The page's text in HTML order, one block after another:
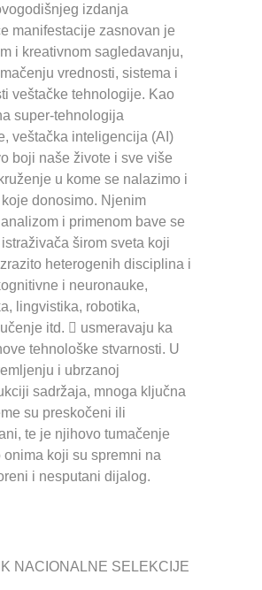
izdanja
manifestacije zasnovan je
i kreativnom sagledavanju,
vrednosti, sistema i
veštačke tehnologije. Kao
super-tehnologija
veštačka inteligencija (AI)
boji naše živote i sve više
u kome se nalazimo i
donosimo. Njenim
i primenom bave se
širom sveta koji
heterogenih disciplina i
i neuronauke,
lingvistika, robotika,
itd.  usmeravaju ka
tehnološke stvarnosti. U
i ubrzanoj
sadržaja, mnoga ključna
su preskočeni ili
te je njihovo tumačenje
onima koji su spremni na
i nesputani dijalog.
NACIONALNE SELEKCIJE